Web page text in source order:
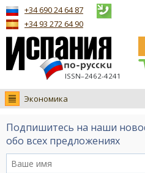
ISSN–2462-4241
+34 690 24 64 87
+34 93 272 64 90
Экономика
Новости
Интервью
Видео Ruso.TV
Подпишитесь на наши
обо всех предложениях